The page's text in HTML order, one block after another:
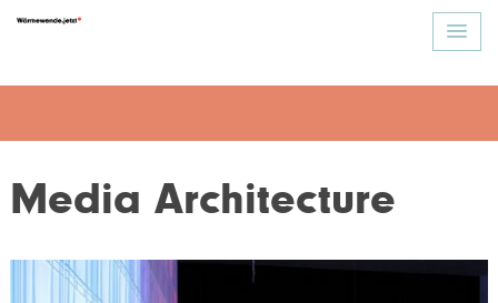
Media Architecture